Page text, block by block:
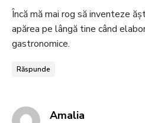
Încă mă mai rog să inventeze
apărea pe lângă tine când
gastronomice.
Răspunde
Amalia